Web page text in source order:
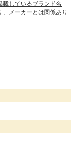
載しているブランド名
メーカーとは関係あり